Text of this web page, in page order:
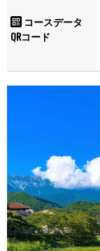
qr_code コースデータ
QRコード